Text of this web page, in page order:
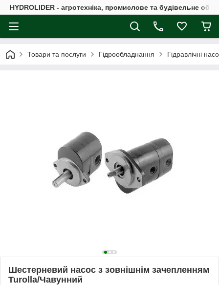
HYDROLIDER - агротехніка, промислове та будівельне
Товари та послуги Гідрообладнання Гідравлічні
Шестерневий насос з зовнішнім зачепленням
Turolla/Чавунний